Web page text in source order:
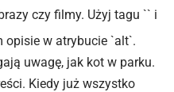
czy filmy. Użyj tagu `` i
w atrybucie `alt`.
uwagę, jak kot w parku.
Kiedy już wszystko